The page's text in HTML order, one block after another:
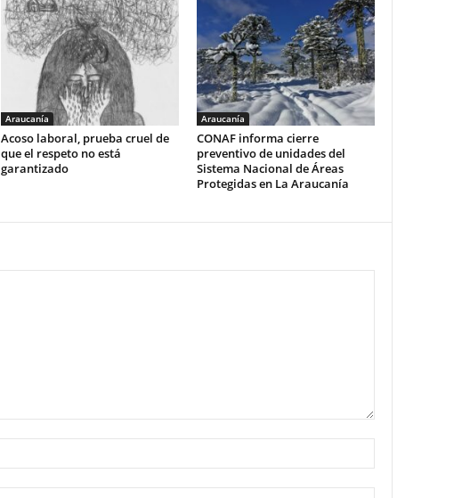
Araucanía
Acoso laboral, prueba cruel de
que el respeto no está
garantizado
Araucanía
CONAF informa cierre
preventivo de unidades del
Sistema Nacional de Áreas
Protegidas en La Araucanía